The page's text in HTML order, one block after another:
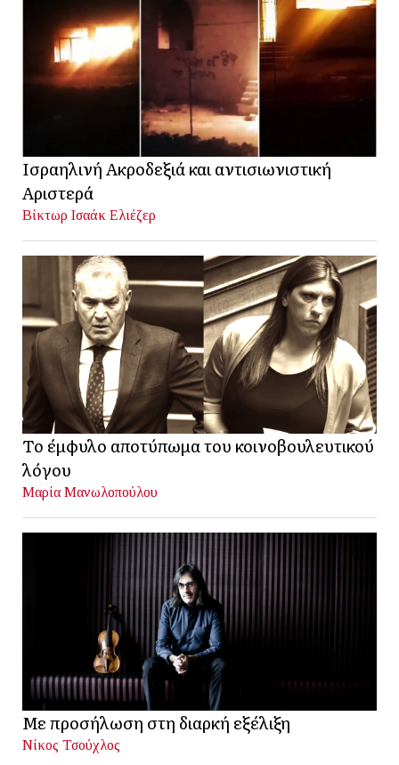
Ισραηλινή Ακροδεξιά και αντισιωνιστική
Αριστερά
Βίκτωρ Ισαάκ Ελιέζερ
Το έμφυλο αποτύπωμα του κοινοβουλευτικού
λόγου
Μαρία Μανωλοπούλου
Με προσήλωση στη διαρκή εξέλιξη
Νίκος Τσούχλος